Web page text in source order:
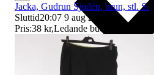
Jacka, Gudrun Sjödén, brun, stl. S.
Sluttid20:07 9 aug 20:07
Pris:38 kr,Ledande bud